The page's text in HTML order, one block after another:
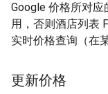
Google 价格所对应
用，否则酒店列表
实时价格查询（在
更新价格